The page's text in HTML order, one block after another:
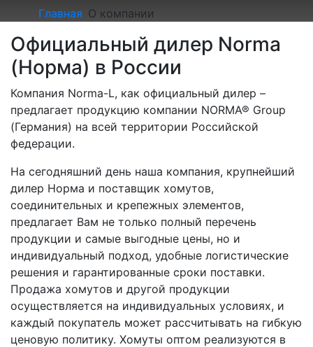
Главная О компании
Официальный дилер Norma
(Норма) в России
Компания Norma-L, как официальный дилер –
предлагает продукцию компании NORMA® Group
(Германия) на всей территории Российской
федерации.
На сегодняшний день наша компания, крупнейший
дилер Норма и поставщик хомутов,
соединительных и крепежных элементов,
предлагает Вам не только полный перечень
продукции и самые выгодные цены, но и
индивидуальный подход, удобные логистические
решения и гарантированные сроки поставки.
Продажа хомутов и другой продукции
осуществляется на индивидуальных условиях, и
каждый покупатель может рассчитывать на гибкую
ценовую политику. Хомуты оптом реализуются в